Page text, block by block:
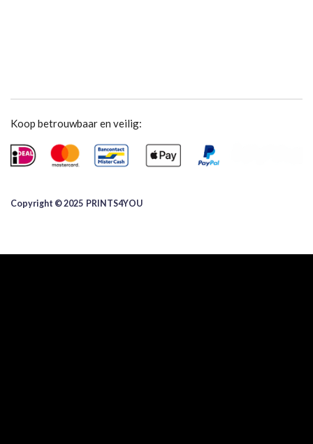
Koop betrouwbaar en veilig:
Copyright © 2025 ​PRINTS4YOU